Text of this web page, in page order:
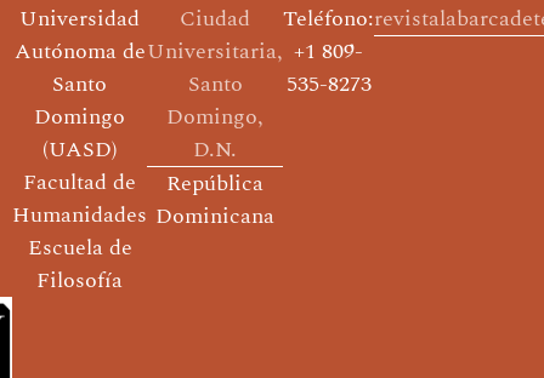
Universidad
Autónoma de
Santo
Domingo
(UASD)
Facultad de
Humanidades
Escuela de
Filosofía
Ciudad
Universitaria,
Santo
Domingo,
D.N.
República
Dominicana
Teléfono:
+1 809-
535-8273